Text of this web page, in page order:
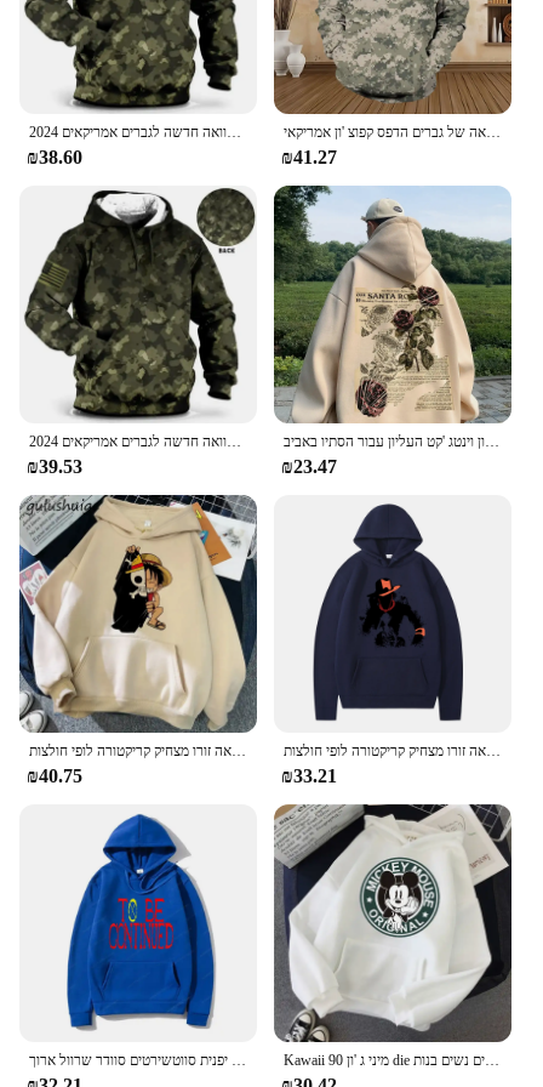
₪38.60
הסוואה של גברים הדפס קפוצ 'ון אמריקאי pullover בגודל גופיות של צמרות יער מגזרות
₪41.27
₪39.53
הדפסת סווטשירט ברדס גברים מזדמנים מתאים בסגנון אמריקאי בסגנון וינטג 'קט העליון עבור הסתיו באביב
₪23.47
₪40.75
מנגה חתיכה אחת ציוד 5 קפוצ 'ון רורונואה זורו מצחיק קריקטורה לופי חולצות ullzang יפנית 90
₪33.21
Kawaii 90 מיני ג 'ון die קרוון יבול נשים נשים נשים קפוצ' ונים נשים בנות harajuku בגדי